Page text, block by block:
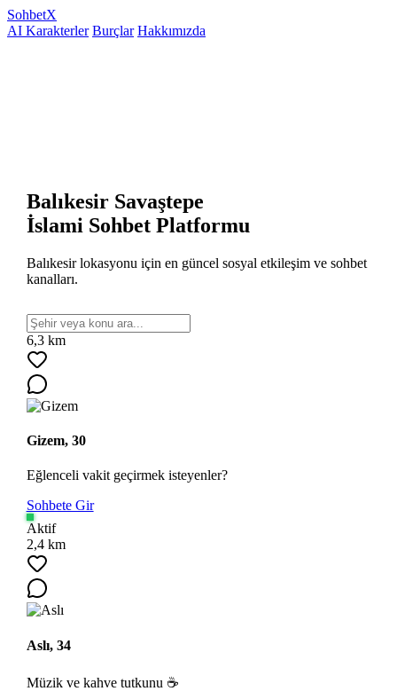
SohbetX
AI Karakterler Burçlar Hakkımızda
Balıkesir Savaştepe
İslami Sohbet Platformu
Balıkesir lokasyonu için en güncel sosyal etkileşim ve sohbet
kanalları.
6,3 km
Gizem, 30
Eğlenceli vakit geçirmek isteyenler?
Sohbete Gir
Aktif
2,4 km
Aslı, 34
Müzik ve kahve tutkunu ☕